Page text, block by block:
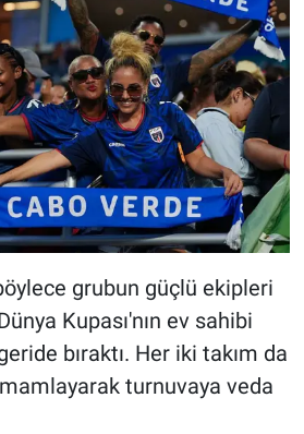
grubun güçlü ekipleri
Kupası'nın ev sahibi
bıraktı. Her iki takım da
turnuvaya veda